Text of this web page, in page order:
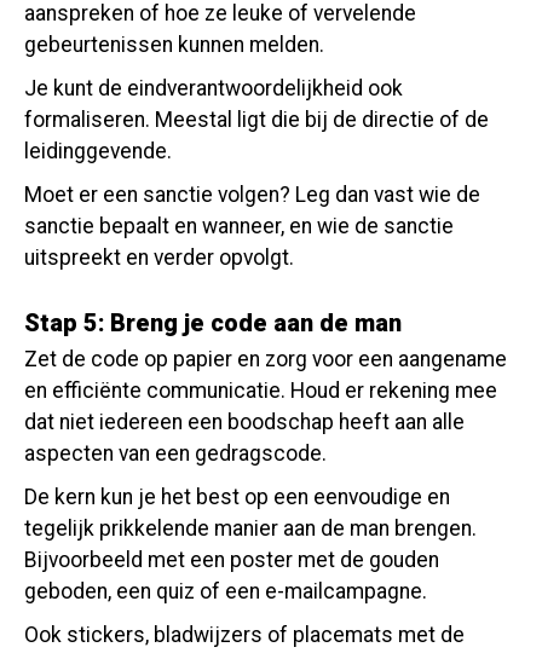
aanspreken of hoe ze leuke of vervelende
gebeurtenissen kunnen melden.
Je kunt de eindverantwoordelijkheid ook
formaliseren. Meestal ligt die bij de directie of de
leidinggevende.
Moet er een sanctie volgen? Leg dan vast wie de
sanctie bepaalt en wanneer, en wie de sanctie
uitspreekt en verder opvolgt.
Stap 5: Breng je code aan de man
Zet de code op papier en zorg voor een aangename
en efficiënte communicatie. Houd er rekening mee
dat niet iedereen een boodschap heeft aan alle
aspecten van een gedragscode.
De kern kun je het best op een eenvoudige en
tegelijk prikkelende manier aan de man brengen.
Bijvoorbeeld met een poster met de gouden
geboden, een quiz of een e-mailcampagne.
Ook stickers, bladwijzers of placemats met de